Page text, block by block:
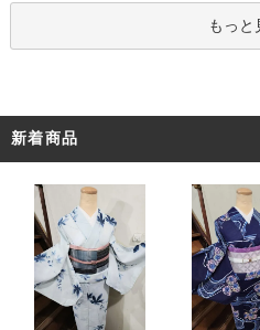
もっと
新着商品